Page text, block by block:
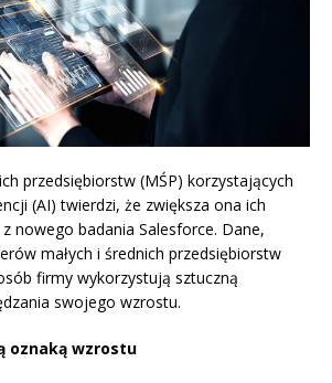
przedsiębiorstw (MŚP) korzystających
(AI) twierdzi, że zwiększa ona ich
nowego badania Salesforce. Dane,
małych i średnich przedsiębiorstw
firmy wykorzystują sztuczną
swojego wzrostu.
oznaką wzrostu